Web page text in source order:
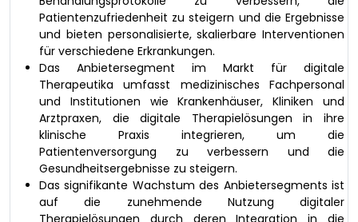
Patientenzufriedenheit zu steigern und die Ergebnisse
und bieten personalisierte, skalierbare Interventionen
für verschiedene Erkrankungen.
Das Anbietersegment im Markt für digitale
Therapeutika umfasst medizinisches Fachpersonal
und Institutionen wie Krankenhäuser, Kliniken und
Arztpraxen, die digitale Therapielösungen in ihre
klinische Praxis integrieren, um die
Patientenversorgung zu verbessern und die
Gesundheitsergebnisse zu steigern.
Das signifikante Wachstum des Anbietersegments ist
auf die zunehmende Nutzung digitaler